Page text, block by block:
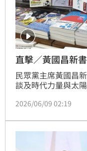
直擊／黃國昌新
民眾黨主席黃國昌
談及時代力量與太
為患》、《第一人
中一間位於重慶南
行》擺放在《養共
籍都會放在一起，
2026/06/09 02:19